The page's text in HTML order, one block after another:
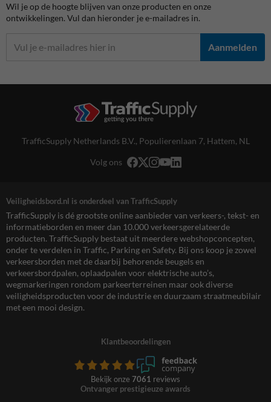
Wil je op de hoogte blijven van onze producten en onze
ontwikkelingen. Vul dan hieronder je e-mailadres in.
Aanmelden
TrafficSupply Netherlands B.V., Populierenlaan 7, Hattem, NL
Volg ons
Veiligheidsbord.nl is onderdeel van TrafficSupply
TrafficSupply is dé grootste online aanbieder van verkeers-, tekst- en
informatieborden en meer dan 10.000 verkeersgerelateerde
producten. TrafficSupply bestaat uit meerdere webshopconcepten,
onder te verdelen in Traffic, Parking en Safety. Bij ons koop je zowel
verkeersborden met de daarbij behorende beugels en
verkeersbordpalen, oplaadpalen voor elektrische auto’s,
wegmarkeringen rondom parkeerterreinen maar ook diverse
veiligheidsproducten voor de industrie en duurzaam straatmeubilair
met een mooi design.
Klantbeoordelingen
Bekijk onze 7061 reviews
Ontvanger prestigieuze awards